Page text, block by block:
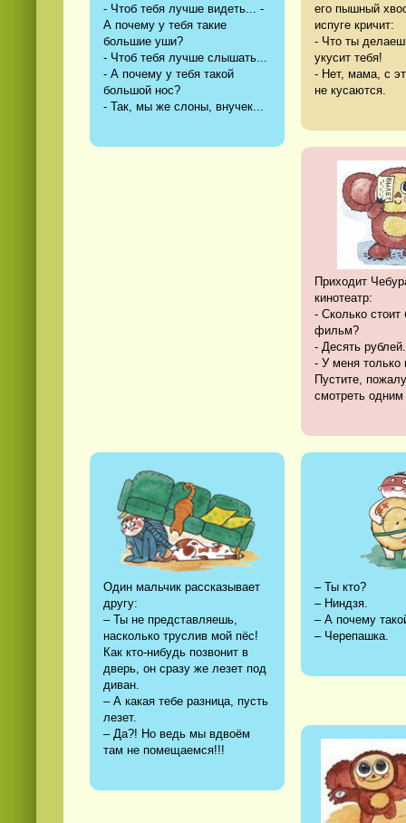
- Чтоб тебя лучше видеть... -
А почему у тебя такие
большие уши?
- Чтоб тебя лучше слышать...
- А почему у тебя такой
большой нос?
- Так, мы же слоны, внучек...
его пышный
испуге кричит:
- Что ты
укусит тебя!
- Нет, мама, с
не кусаются.
Приходит
кинотеатр:
- Сколько стоит
фильм?
- Десять рублей.
- У меня только
Пустите,
смотреть
Один мальчик рассказывает
другу:
– Ты не представляешь,
насколько труслив мой пёс!
Как кто-нибудь позвонит в
дверь, он сразу же лезет под
диван.
– А какая тебе разница, пусть
лезет.
– Да?! Но ведь мы вдвоём
там не помещаемся!!!
– Ты кто?
– Ниндзя.
– А почему
– Черепашка.